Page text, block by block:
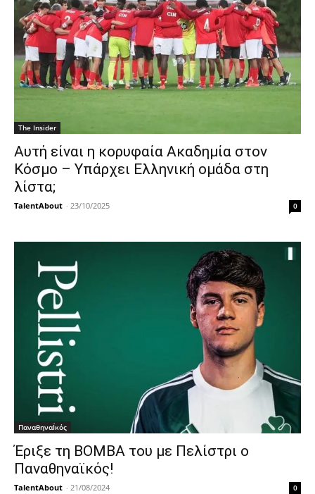
The Insider
Αυτή είναι η κορυφαία Ακαδημία στον
Κόσμο – Υπάρχει Ελληνική ομάδα στη
λίστα;
TalentAbout - 23/10/2025 0
ΠαναθηναΪκός
Έριξε τη ΒΟΜΒΑ του με Πελίστρι ο
Παναθηναϊκός!
TalentAbout - 21/08/2024 0